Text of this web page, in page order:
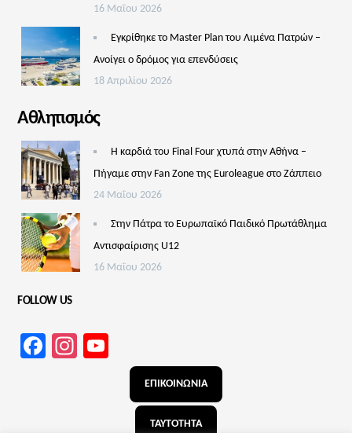
16 Μαΐου 2026
Εγκρίθηκε το Master Plan του Λιμένα Πατρών –
Aνοίγει ο δρόμος για επενδύσεις
18 Απριλίου 2026
Αθλητισμός
Η καρδιά του Final Four χτυπά στην Αθήνα –
Πήγαμε στην Fan Zone της Euroleague στο Ζάππειο
24 Μαΐου 2026
Στην Πάτρα το Ευρωπαϊκό Παιδικό Πρωτάθλημα
Αντισφαίρισης U12
16 Μαΐου 2026
FOLLOW US
Facebook
Instagram
Channel
ΕΠΙΚΟΙΝΩΝΙΑ
ΤΑΥΤΟΤΗΤΑ